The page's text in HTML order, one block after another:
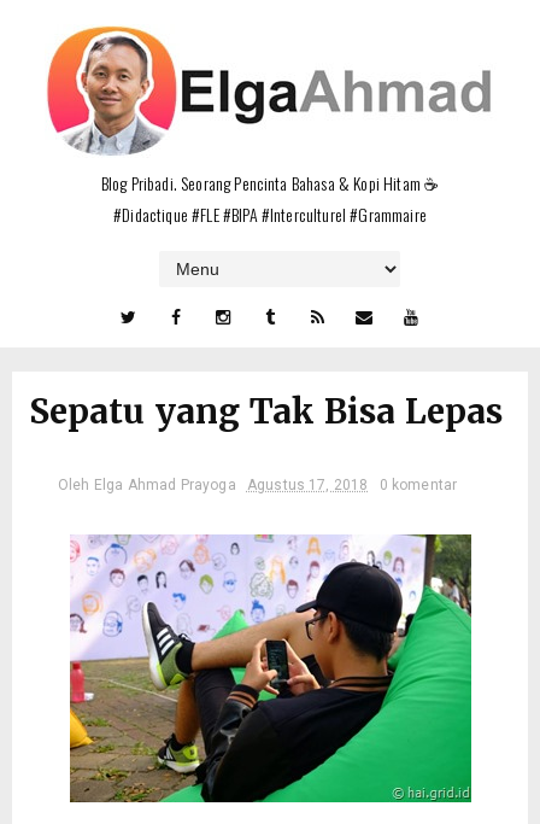
Blog Pribadi. Seorang Pencinta Bahasa & Kopi Hitam ☕
#Didactique #FLE #BIPA #Interculturel #Grammaire
Sepatu yang Tak Bisa Lepas
Oleh Elga Ahmad Prayoga Agustus 17, 2018 0 komentar